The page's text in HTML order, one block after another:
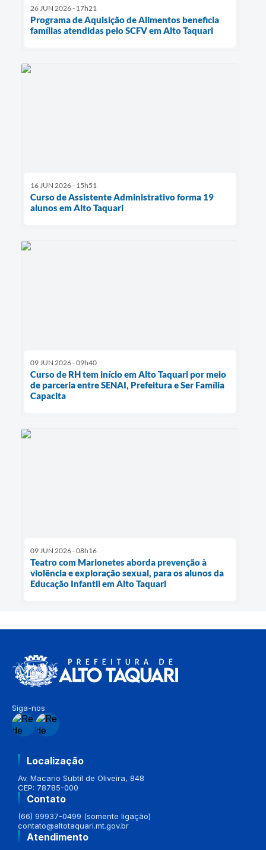
26 JUN 2026 - 17h21
Programa de Aquisição de Alimentos beneficia
famílias atendidas pelo SCFV em Alto Taquari
16 JUN 2026 - 15h51
Curso de Assistente Administrativo forma 19
alunos em Alto Taquari
09 JUN 2026 - 09h40
Curso de RH tem início em Alto Taquari por meio
de parceria entre SENAI, Prefeitura e Ser Família
Capacita
09 JUN 2026 - 08h16
Teatro com Marionetes aborda prevenção à
violência e exploração sexual, para os alunos da
Educação Infantil em Alto Taquari
Siga-nos
Localização
Av. Macario Subtil de Oliveira, 848
CEP: 78785-000
Contato
(66) 99937-0499 (somente ligação)
contato@altotaquari.mt.gov.br
Atendimento